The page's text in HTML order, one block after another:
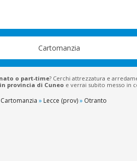
Cartomanzia
o part-time? Cerchi attrezzatura e
provincia di Cuneo e verrai subito messo in
Cartomanzia » Lecce (prov)» Otranto